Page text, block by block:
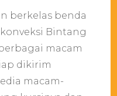
berkelas benda
Bintang
macam
dikirim
macam-